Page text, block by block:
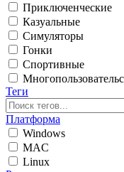
Приключенческие
Казуальные
Симуляторы
Гонки
Спортивные
Теги
Платформа
Windows
MAC
Linux